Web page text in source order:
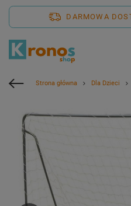
DARMOWA
Strona główna Dla Dzieci